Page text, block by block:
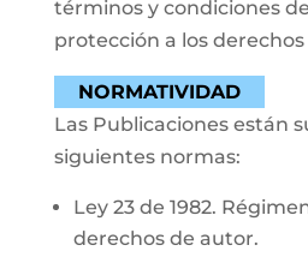
términos y condiciones
protección a los
NORMATIVIDAD
Las Publicaciones están
siguientes normas:
Ley 23 de 1982.
derechos de autor.